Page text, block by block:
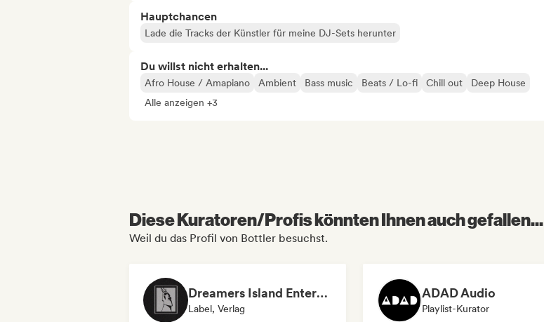
Hauptchancen
Lade die Tracks der Künstler für meine DJ-Sets herunter
Du willst nicht erhalten...
Afro House / Amapiano Ambient Bass music Beats / Lo-fi Chill out
Deep House
Alle anzeigen +3
Diese Kuratoren/Profis könnten Ihnen auch gefallen...
Weil du das Profil von Bottler besuchst.
Dreamers Island Entertainment
Label, Verlag
ADAD Audio
Playlist-Kurator